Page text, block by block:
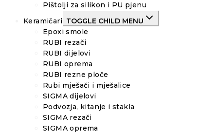
Pištolji za silikon i PU pjenu
Keramičari TOGGLE CHILD MENU
Epoxi smole
RUBI rezači
RUBI dijelovi
RUBI oprema
RUBI rezne ploče
Rubi mješači i mješalice
SIGMA dijelovi
Podvozja, kitanje i stakla
SIGMA rezači
SIGMA oprema